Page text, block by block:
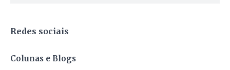
Redes sociais
Colunas e Blogs